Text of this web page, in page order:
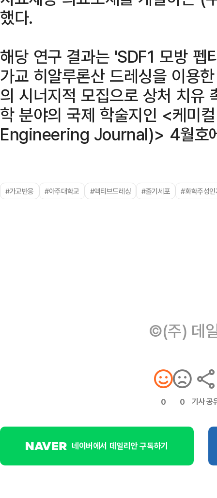
했다.
해당 연구 결과는 'SDF1 모방
가교 히알루론산 드레싱을 이용
의 시너지적 모집으로 상처 치유
학 분야의 국제 학술지인 <케미
Engineering Journal)> 4월호
#가교반응 #아주대학교 #액티브드레싱 #줄기세포 #화학주성
©(주) 데
0 0 기사 공
네이버에서 데일리안 구독하기